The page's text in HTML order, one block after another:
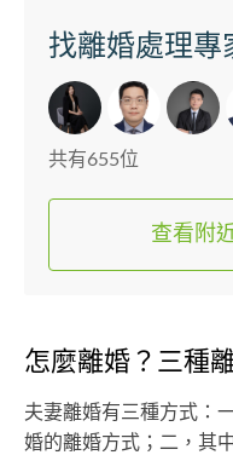
找離婚處理專
共有655位
查看附
怎麼離婚？三種
夫妻離婚有三種方式：
婚的離婚方式；二，其